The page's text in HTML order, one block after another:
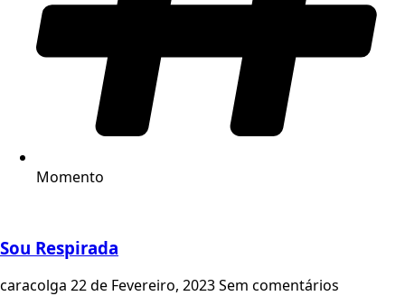
Momento
Sou Respirada
caracolga 22 de Fevereiro, 2023Sem comentários